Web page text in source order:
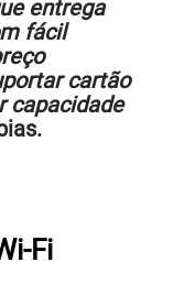
entrega
fácil
cartão
capacidade
Fi